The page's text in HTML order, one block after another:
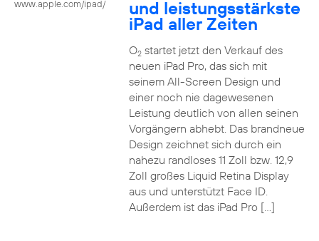
www.apple.com/ipad/
und leistungsstärkste
iPad aller Zeiten
O2startet jetzt den Verkauf des
neuen iPad Pro, das sich mit
seinem All-Screen Design und
einer noch nie dagewesenen
Leistung deutlich von allen seinen
Vorgängern abhebt. Das brandneue
Design zeichnet sich durch ein
nahezu randloses 11 Zoll bzw. 12,9
Zoll großes Liquid Retina Display
aus und unterstützt Face ID.
Außerdem ist das iPad Pro […]